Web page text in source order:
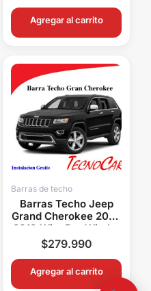
Agregar al carrito
Barras de techo
Barras Techo Jeep
Grand Cherokee 2011-
2019 WingBar Wimbo
Aluminio Con Llave
$279.990
Agregar al carrito